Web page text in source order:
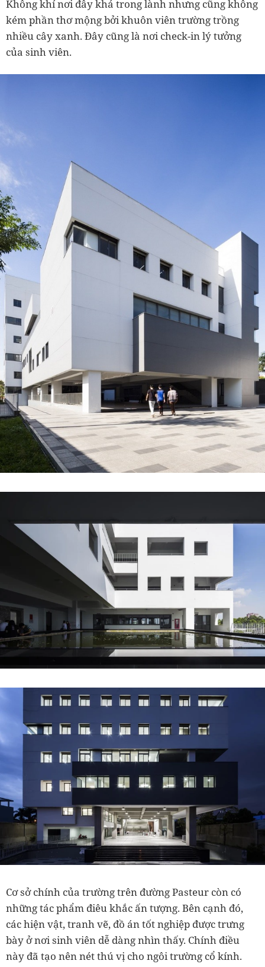
Không khí nơi đây khá trong lành nhưng cũng không
kém phần thơ mộng bởi khuôn viên trường trồng
nhiều cây xanh. Đây cũng là nơi check-in lý tưởng
của sinh viên.
Cơ sở chính của trường trên đường Pasteur còn có
những tác phẩm điêu khắc ấn tượng. Bên cạnh đó,
các hiện vật, tranh vẽ, đồ án tốt nghiệp được trưng
bày ở nơi sinh viên dễ dàng nhìn thấy. Chính điều
này đã tạo nên nét thú vị cho ngôi trường cổ kính.